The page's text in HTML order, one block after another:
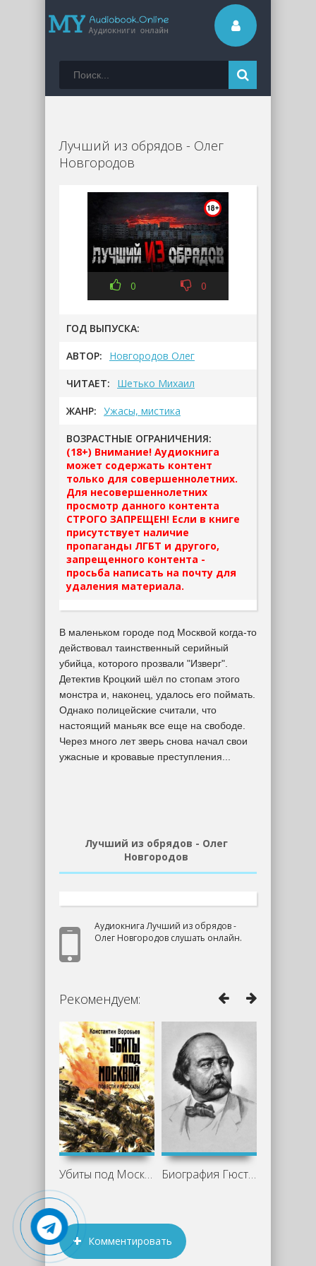
Лучший из обрядов - Олег
Новгородов
0 0
ГОД ВЫПУСКА:
АВТОР: Новгородов Олег
ЧИТАЕТ: Шетько Михаил
ЖАНР: Ужасы, мистика
ВОЗРАСТНЫЕ ОГРАНИЧЕНИЯ:
(18+) Внимание! Аудиокнига
может содержать контент
только для совершеннолетних.
Для несовершеннолетних
просмотр данного контента
СТРОГО ЗАПРЕЩЕН! Если в книге
присутствует наличие
пропаганды ЛГБТ и другого,
запрещенного контента -
просьба написать на почту для
удаления материала.
В маленьком городе под Москвой когда-то
действовал таинственный серийный
убийца, которого прозвали "Изверг".
Детектив Кроцкий шёл по стопам этого
монстра и, наконец, удалось его поймать.
Однако полицейские считали, что
настоящий маньяк все еще на свободе.
Через много лет зверь снова начал свои
ужасные и кровавые преступления...
Лучший из обрядов - Олег
Новгородов
Аудиокнига Лучший из обрядов -
Олег Новгородов слушать онлайн.
Рекомендуем:
Убиты под Москвой (Сборник) - Биография Гюстава Флобера
Комментировать